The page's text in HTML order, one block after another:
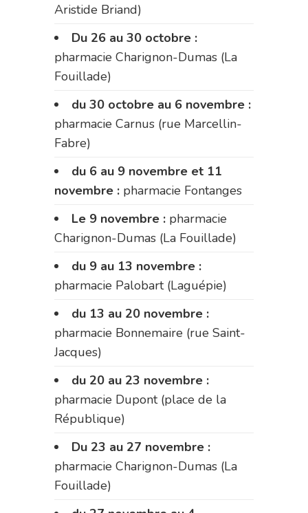
Aristide Briand)
Du 26 au 30 octobre :
pharmacie Charignon-Dumas (La
Fouillade)
du 30 octobre au 6 novembre :
pharmacie Carnus (rue Marcellin-
Fabre)
du 6 au 9 novembre et 11
novembre : pharmacie Fontanges
Le 9 novembre : pharmacie
Charignon-Dumas (La Fouillade)
du 9 au 13 novembre :
pharmacie Palobart (Laguépie)
du 13 au 20 novembre :
pharmacie Bonnemaire (rue Saint-
Jacques)
du 20 au 23 novembre :
pharmacie Dupont (place de la
République)
Du 23 au 27 novembre :
pharmacie Charignon-Dumas (La
Fouillade)